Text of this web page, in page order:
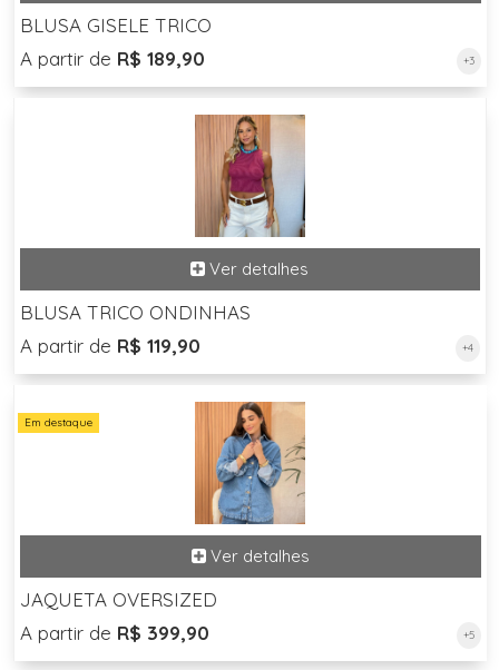
BLUSA GISELE TRICO
A partir de R$ 189,90 +3
BLUSA TRICO ONDINHAS
A partir de R$ 119,90 +4
Em destaque
JAQUETA OVERSIZED
A partir de R$ 399,90 +5